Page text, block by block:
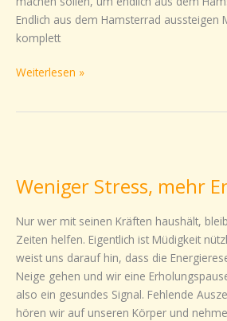
Endlich aus dem Hamsterrad aussteigen
komplett
Weiterlesen »
Weniger Stress, mehr
Nur wer mit seinen Kräften haushält,
Zeiten helfen. Eigentlich ist Müdigkeit
weist uns darauf hin, dass die
Neige gehen und wir eine
also ein gesundes Signal. Fehlende
hören wir auf unseren Körper und
mehr